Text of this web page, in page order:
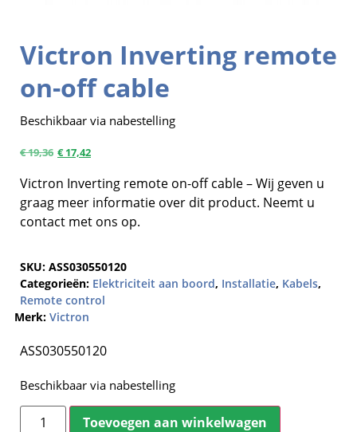
Victron Inverting remote
on-off cable
Beschikbaar via nabestelling
€19,36 €17,42
Victron Inverting remote on-off cable – Wij geven u
graag meer informatie over dit product. Neemt u
contact met ons op.
SKU: ASS030550120
Categorieën: Elektriciteit aan boord, Installatie, Kabels,
Remote control
Merk: Victron
ASS030550120
Beschikbaar via nabestelling
Toevoegen aan winkelwagen